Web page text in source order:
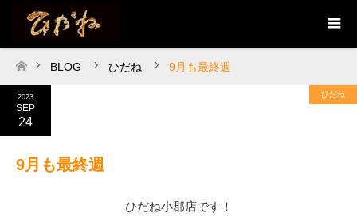
ホーム
BLOG ひだね 9月も最終週
2023
SEP
24
ひだね
9月も最終週
ひだね小郡店です！